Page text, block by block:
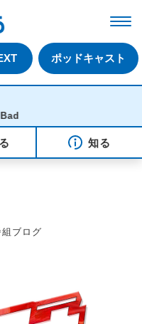
ポッドキャスト
知る
組ブログ